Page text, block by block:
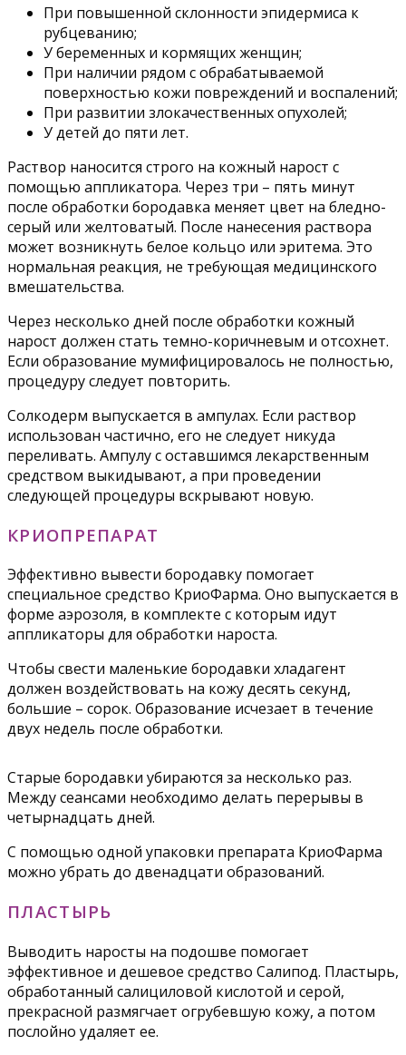
При повышенной склонности эпидермиса к
рубцеванию;
У беременных и кормящих женщин;
При наличии рядом с обрабатываемой
поверхностью кожи повреждений и воспалений;
При развитии злокачественных опухолей;
У детей до пяти лет.
Раствор наносится строго на кожный нарост с
помощью аппликатора. Через три – пять минут
после обработки бородавка меняет цвет на бледно-
серый или желтоватый. После нанесения раствора
может возникнуть белое кольцо или эритема. Это
нормальная реакция, не требующая медицинского
вмешательства.
Через несколько дней после обработки кожный
нарост должен стать темно-коричневым и отсохнет.
Если образование мумифицировалось не полностью,
процедуру следует повторить.
Солкодерм выпускается в ампулах. Если раствор
использован частично, его не следует никуда
переливать. Ампулу с оставшимся лекарственным
средством выкидывают, а при проведении
следующей процедуры вскрывают новую.
КРИОПРЕПАРАТ
Эффективно вывести бородавку помогает
специальное средство КриоФарма. Оно выпускается в
форме аэрозоля, в комплекте с которым идут
аппликаторы для обработки нароста.
Чтобы свести маленькие бородавки хладагент
должен воздействовать на кожу десять секунд,
большие – сорок. Образование исчезает в течение
двух недель после обработки.
Старые бородавки убираются за несколько раз.
Между сеансами необходимо делать перерывы в
четырнадцать дней.
С помощью одной упаковки препарата КриоФарма
можно убрать до двенадцати образований.
ПЛАСТЫРЬ
Выводить наросты на подошве помогает
эффективное и дешевое средство Салипод. Пластырь,
обработанный салициловой кислотой и серой,
прекрасной размягчает огрубевшую кожу, а потом
послойно удаляет ее.